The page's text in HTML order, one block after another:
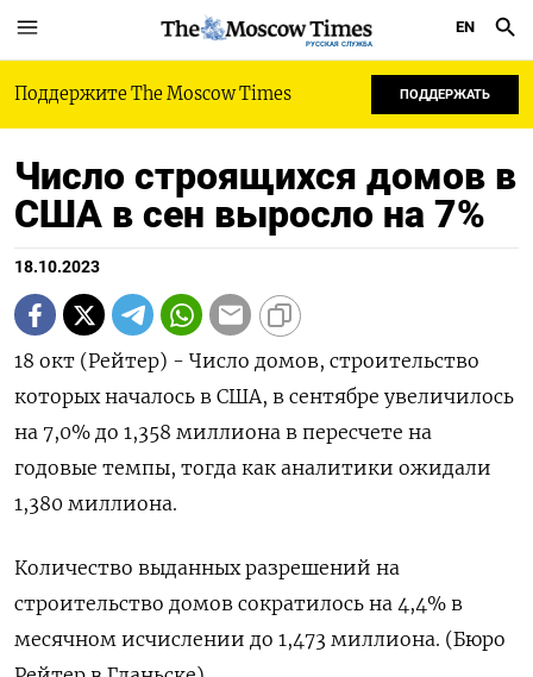
РУССКАЯ СЛУЖБА
EN
Поддержите The Moscow Times ПОДДЕРЖАТЬ
Число строящихся домов в
США в сен выросло на 7%
18.10.2023
18 окт (Рейтер) - Число домов, строительство
которых началось в США, в сентябре увеличилось
на 7,0% до 1,358 миллиона в пересчете на
годовые темпы, тогда как аналитики ожидали
1,380 миллиона.
Количество выданных разрешений на
строительство домов сократилось на 4,4% в
месячном исчислении до 1,473 миллиона. (Бюро